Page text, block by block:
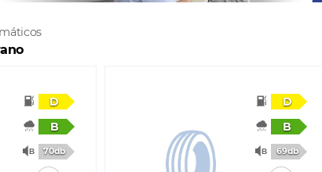
D
B
70db
D
B
69db